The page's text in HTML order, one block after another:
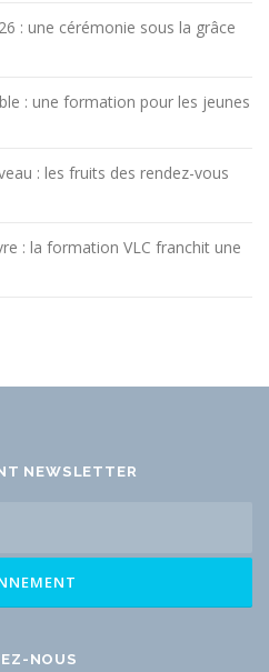
: une cérémonie sous la grâce
: une formation pour les jeunes
: les fruits des rendez-vous
: la formation VLC franchit une
NEWSLETTER
NOUS